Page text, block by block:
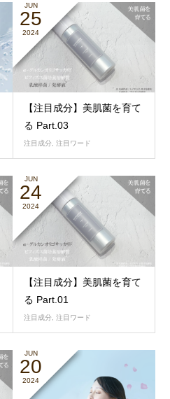
JUN
25
2024
【注目成分】美肌菌を育て
る Part.03
注目成分 注目ワード
JUN
24
2024
【注目成分】美肌菌を育て
る Part.01
注目成分 注目ワード
JUN
20
2024